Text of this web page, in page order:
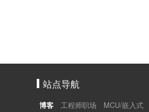
站点导航
博客 工程师职场 MCU/嵌入式